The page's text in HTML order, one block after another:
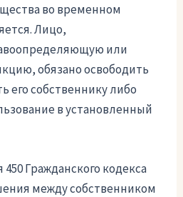
во временном
Лицо,
или
обязано освободить
его собственнику либо
в установленный
450 Гражданского кодекса
между собственником